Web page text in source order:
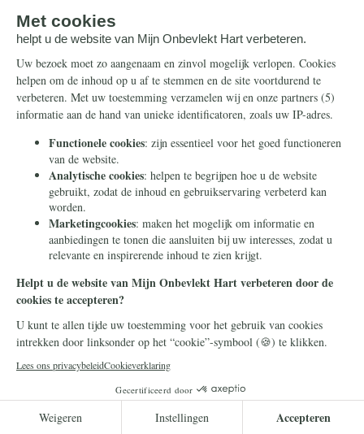
Laatste video's
Duizenden intenties neergelegd aan de
voeten van Pater Pio
Op de liturgische feestdag van de heilige Padre Pio, zijn
duizenden gebedsintenties bij zijn graf in San Giovanni
Onbevlekt Hart zal triomferen reisden met de intenties